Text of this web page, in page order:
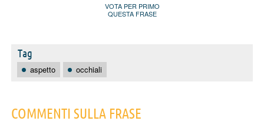
VOTA PER PRIMO
QUESTA FRASE
Tag
aspetto occhiali
COMMENTI SULLA FRASE